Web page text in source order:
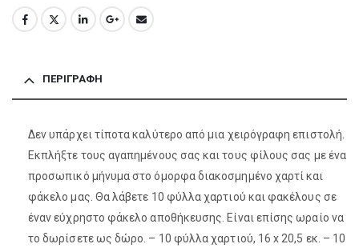
ΠΕΡΙΓΡΑΦΉ
Δεν υπάρχει τίποτα καλύτερο από μια χειρόγραφη επιστολή.
Εκπλήξτε τους αγαπημένους σας και τους φίλους σας με ένα
προσωπικό μήνυμα στο όμορφα διακοσμημένο χαρτί και
φάκελο μας. Θα λάβετε 10 φύλλα χαρτιού και φακέλους σε
έναν εύχρηστο φάκελο αποθήκευσης. Είναι επίσης ωραίο να
το δωρίσετε ως δώρο. – 10 φύλλα χαρτιού, 16 x 20,5 εκ. – 10